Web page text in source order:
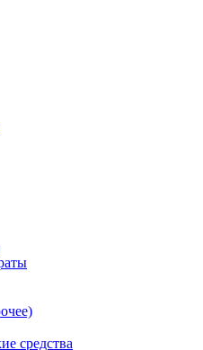
средства